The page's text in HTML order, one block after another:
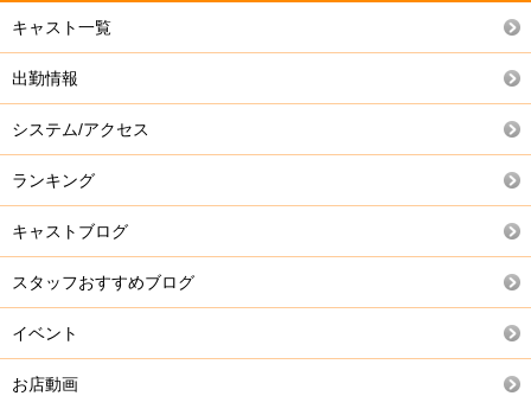
キャスト一覧
出勤情報
システム/アクセス
ランキング
キャストブログ
スタッフおすすめブログ
イベント
お店動画